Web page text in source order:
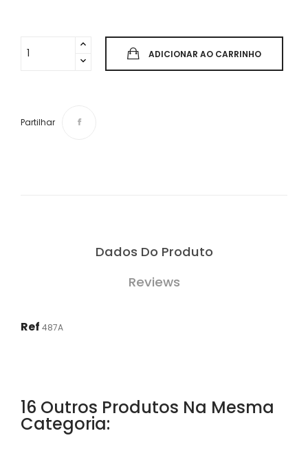
ADICIONAR AO CARRINHO
Partilhar
Dados Do Produto
Reviews
Ref 487A
16 Outros Produtos Na Mesma
Categoria: